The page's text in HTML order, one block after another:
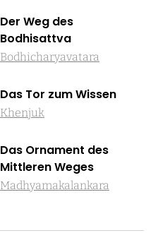
Der Weg des
Bodhisattva
Bodhicharyavatara
Das Tor zum Wissen
Khenjuk
Das Ornament des
Mittleren Weges
Madhyamakalankara